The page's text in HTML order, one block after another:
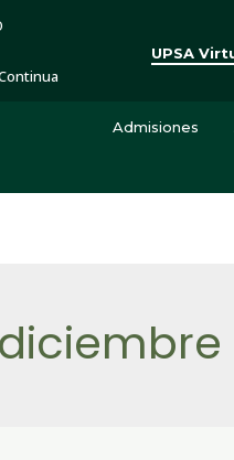
UPSA
Admisiones